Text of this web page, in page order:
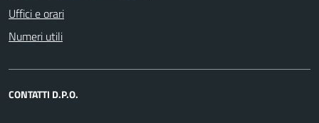
Uffici e orari
Numeri utili
CONTATTI D.P.O.